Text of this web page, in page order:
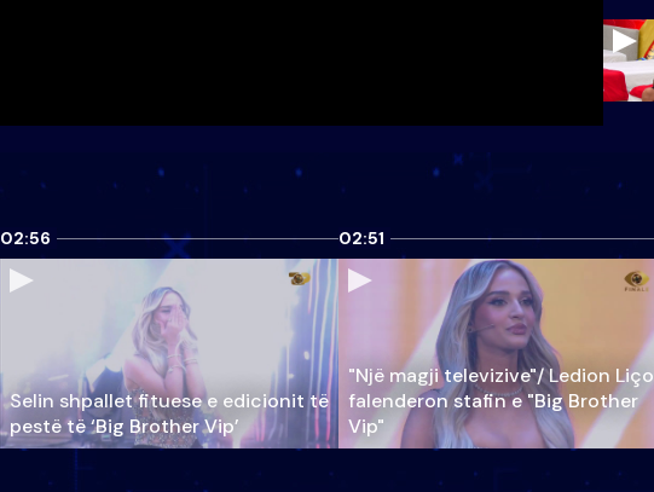
02:56
Selin shpallet fituese e edicionit të
pestë të ‘Big Brother Vip’
02:51
"Një magji televizive"/ Ledion Liço
falenderon stafin e "Big Brother
Vip"